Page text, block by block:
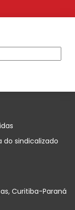
do sindicalizado
Curitiba-Paraná